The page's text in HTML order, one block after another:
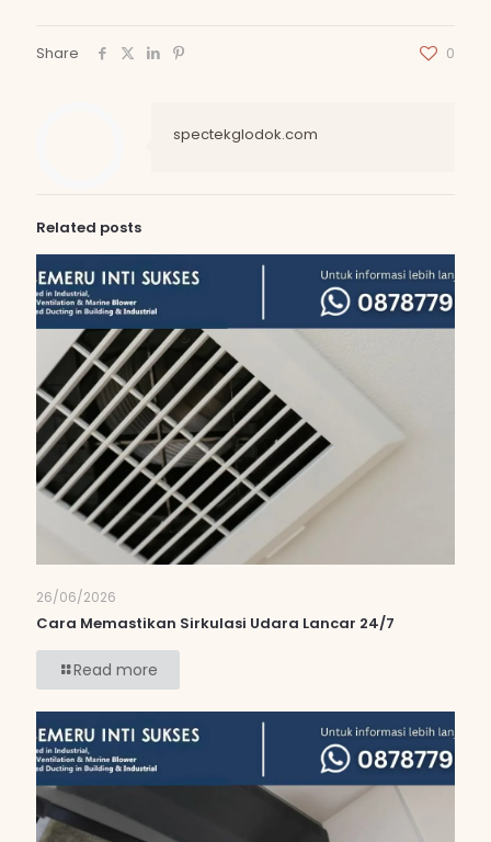
Share 0
spectekglodok.com
Related posts
26/06/2026
Cara Memastikan Sirkulasi Udara Lancar 24/7
Read more